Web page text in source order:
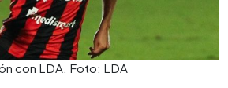
con LDA. Foto: LDA